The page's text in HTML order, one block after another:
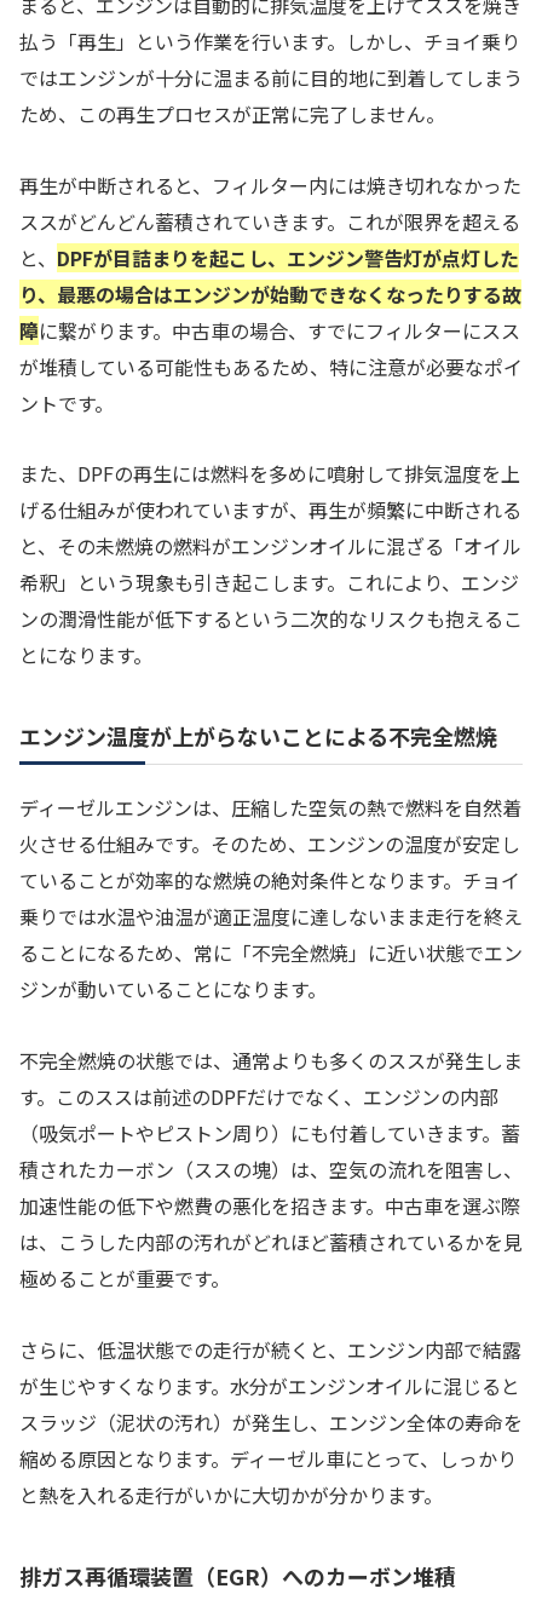
払う「再生」という作業を行います。しかし、チョイ乗り
ではエンジンが十分に温まる前に目的地に到着してしまう
ため、この再生プロセスが正常に完了しません。
再生が中断されると、フィルター内には焼き切れなかった
ススがどんどん蓄積されていきます。これが限界を超える
と、 DPFが目詰まりを起こし、エンジン警告灯が点灯した
り、最悪の場合はエンジンが始動できなくなったりする故
障に繋がります。中古車の場合、すでにフィルターにスス
が堆積している可能性もあるため、特に注意が必要なポイ
ントです。
また、DPFの再生には燃料を多めに噴射して排気温度を上
げる仕組みが使われていますが、再生が頻繁に中断される
と、その未燃焼の燃料がエンジンオイルに混ざる「オイル
希釈」という現象も引き起こします。これにより、エンジ
ンの潤滑性能が低下するという二次的なリスクも抱えるこ
とになります。
エンジン温度が上がらないことによる不完全燃焼
ディーゼルエンジンは、圧縮した空気の熱で燃料を自然着
火させる仕組みです。そのため、エンジンの温度が安定し
ていることが効率的な燃焼の絶対条件となります。チョイ
乗りでは水温や油温が適正温度に達しないまま走行を終え
ることになるため、常に「不完全燃焼」に近い状態でエン
ジンが動いていることになります。
不完全燃焼の状態では、通常よりも多くのススが発生しま
す。このススは前述のDPFだけでなく、エンジンの内部
（吸気ポートやピストン周り）にも付着していきます。蓄
積されたカーボン（ススの塊）は、空気の流れを阻害し、
加速性能の低下や燃費の悪化を招きます。中古車を選ぶ際
は、こうした内部の汚れがどれほど蓄積されているかを見
極めることが重要です。
さらに、低温状態での走行が続くと、エンジン内部で結露
が生じやすくなります。水分がエンジンオイルに混じると
スラッジ（泥状の汚れ）が発生し、エンジン全体の寿命を
縮める原因となります。ディーゼル車にとって、しっかり
と熱を入れる走行がいかに大切かが分かります。
排ガス再循環装置（EGR）へのカーボン堆積